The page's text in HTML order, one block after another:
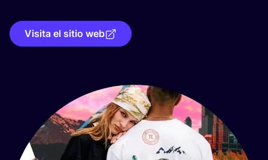
Visita el sitio web